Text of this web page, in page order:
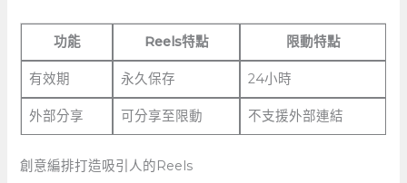
功能 Reels特點 限動特點
有效期 永久保存 24小時
外部分享 可分享至限動 不支援外部連結
創意編排打造吸引人的Reels